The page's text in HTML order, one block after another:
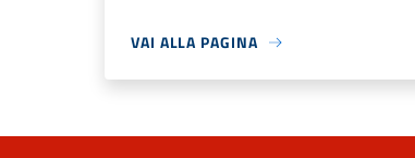
VAI ALLA PAGINA